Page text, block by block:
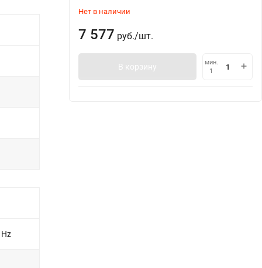
Нет в наличии
7 577 руб./шт.
В корзину
мин.
1